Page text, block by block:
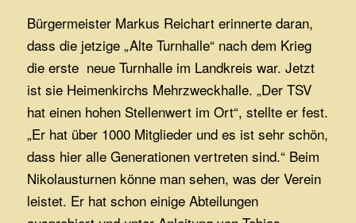
Bürgermeister Markus Reichart erinnerte daran,
dass die jetzige „Alte Turnhalle“ nach dem Krieg
die erste neue Turnhalle im Landkreis war. Jetzt
ist sie Heimenkirchs Mehrzweckhalle. „Der TSV
hat einen hohen Stellenwert im Ort“, stellte er fest.
„Er hat über 1000 Mitglieder und es ist sehr schön,
dass hier alle Generationen vertreten sind.“ Beim
Nikolausturnen könne man sehen, was der Verein
leistet. Er hat schon einige Abteilungen